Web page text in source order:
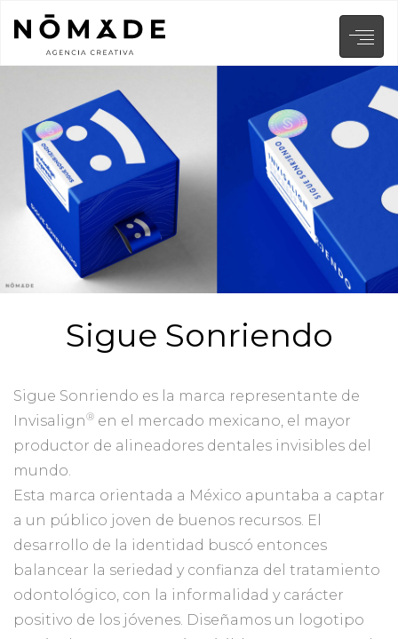
Sigue Sonriendo
Sigue Sonriendo es la marca representante de
Invisalign®️ en el mercado mexicano, el mayor
productor de alineadores dentales invisibles del
mundo.
Esta marca orientada a México apuntaba a captar
a un público joven de buenos recursos. El
desarrollo de la identidad buscó entonces
balancear la seriedad y confianza del tratamiento
odontológico, con la informalidad y carácter
positivo de los jóvenes. Diseñamos un logotipo